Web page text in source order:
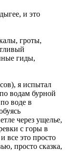
и это
гроты,
гиды,
я испытал
водам бурной
воде в
через ущелье,
с горы в
все это просто
просто сказка,